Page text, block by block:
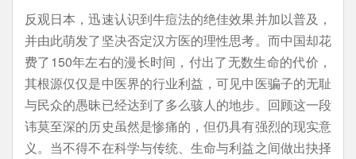
反观日本，迅速认识到牛痘法的绝佳效果并加以普及，
并由此萌发了坚决否定汉方医的理性思考。而中国却花
费了150年左右的漫长时间，付出了无数生命的代价，
其根源仅仅是中医界的行业利益，可见中医骗子的无耻
与民众的愚昧已经达到了多么骇人的地步。回顾这一段
讳莫至深的历史虽然是惨痛的，但仍具有强烈的现实意
义。当不得不在科学与传统、生命与利益之间做出抉择